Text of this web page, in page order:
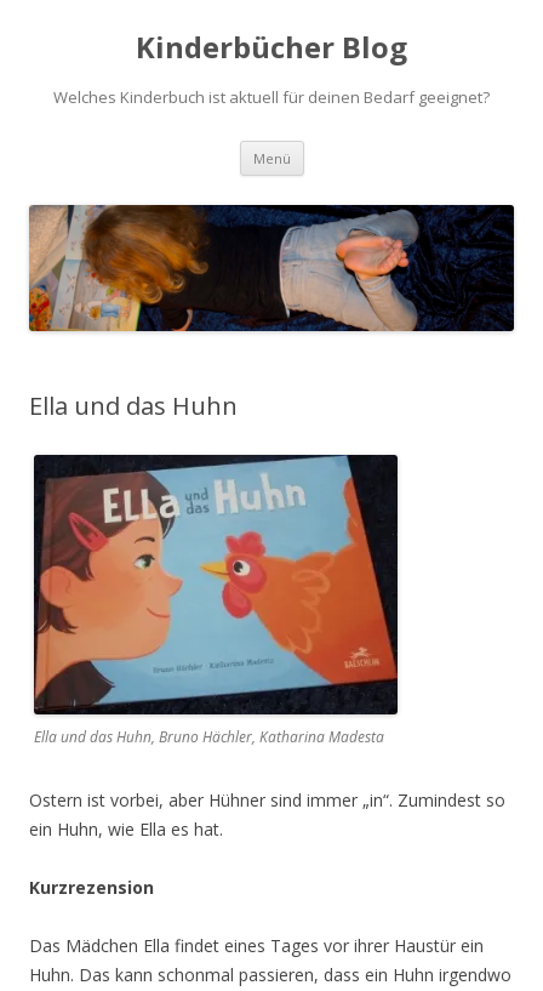
Kinderbücher Blog
Welches Kinderbuch ist aktuell für deinen Bedarf geeignet?
Menü Springe
Inhalt
Ella und das Huhn
Ella und das Huhn, Bruno Hächler, Katharina Madesta
Ostern ist vorbei, aber Hühner sind immer „in“. Zumindest so
ein Huhn, wie Ella es hat.
Kurzrezension
Das Mädchen Ella findet eines Tages vor ihrer Haustür ein
Huhn. Das kann schonmal passieren, dass ein Huhn irgendwo